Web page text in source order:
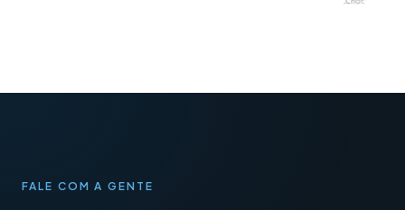
FALE COM A GENTE